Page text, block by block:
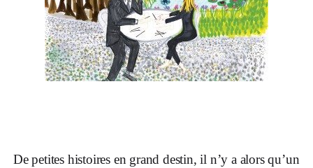
De petites histoires en grand destin, il n’y a alors qu’un